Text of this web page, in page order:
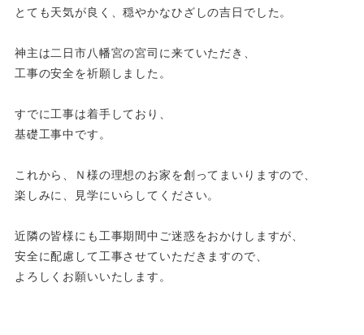
とても天気が良く、穏やかなひざしの吉日でした。
神主は二日市八幡宮の宮司に来ていただき、
工事の安全を祈願しました。
すでに工事は着手しており、
基礎工事中です。
これから、Ｎ様の理想のお家を創ってまいりますので、
楽しみに、見学にいらしてください。
近隣の皆様にも工事期間中ご迷惑をおかけしますが、
安全に配慮して工事させていただきますので、
よろしくお願いいたします。